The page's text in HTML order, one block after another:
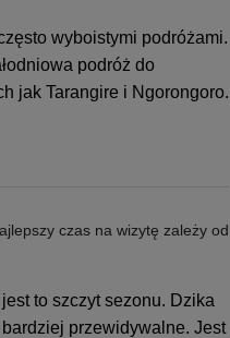
wyboistymi podróżami.
podróż do
jak Tarangire i Ngorongoro.
czas na wizytę zależy od
to szczyt sezonu. Dzika
przewidywalne. Jest